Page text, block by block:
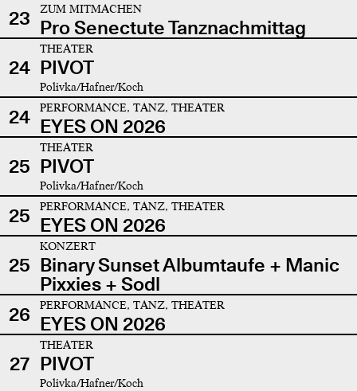
23
ZUM MITMACHEN
Pro Senectute Tanznachmittag
24
THEATER
PIVOT
Polivka/Hafner/Koch
24 PERFORMANCE, TANZ, THEATER
EYES ON 2026
25
THEATER
PIVOT
Polivka/Hafner/Koch
25 PERFORMANCE, TANZ, THEATER
EYES ON 2026
25
KONZERT
Binary Sunset Albumtaufe + Manic
Pixxies + Sodl
26
PERFORMANCE, TANZ, THEATER
EYES ON 2026
27
THEATER
PIVOT
Polivka/Hafner/Koch